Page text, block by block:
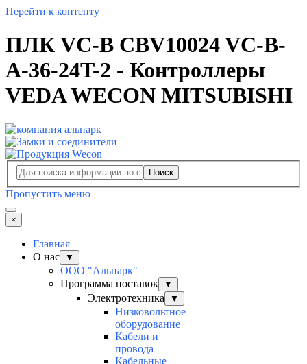
Перейти к контенту
ПЛК VC-B CBV10024 VC-В-
A-36-24T-2 - Контроллеры
VEDA WECON MITSUBISHI
Поиск
Пропустить меню
×
Главная
О нас
▼
ООО "Альпарк"
Программа поставок
▼
Электротехника ▼
Низковольтное
оборудование
Кабели и
провода
Кабельные